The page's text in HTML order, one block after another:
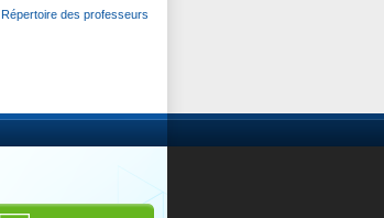
Répertoire des professeurs